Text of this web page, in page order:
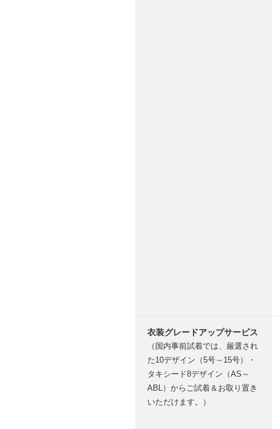
衣装グレードアップサービス
（国内事前試着では、厳選され
た10デザイン（5号～15号）・
タキシード8デザイン（AS～
ABL）からご試着＆お取り置き
いただけます。）